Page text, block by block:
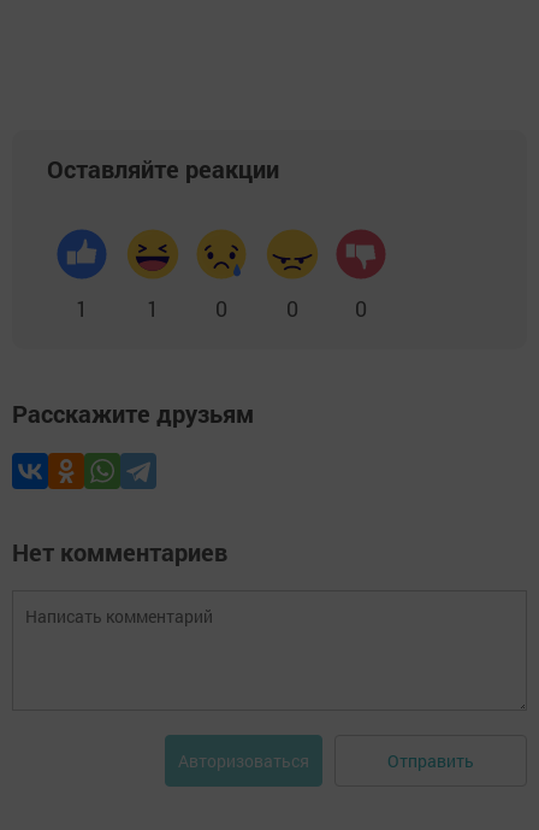
Оставляйте реакции
1 1 0 0 0
Расскажите друзьям
Нет комментариев
Авторизоваться Отправить